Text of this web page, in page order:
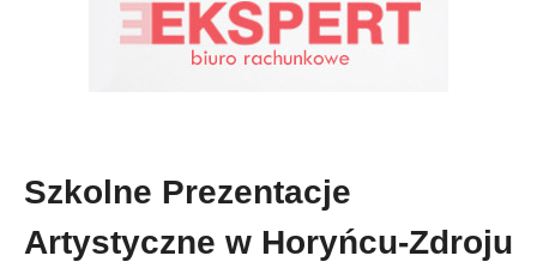
Szkolne Prezentacje
Artystyczne w Horyńcu-Zdroju